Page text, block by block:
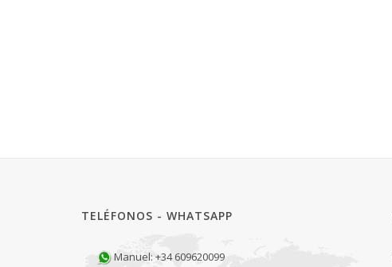
TELÉFONOS - WHATSAPP
Manuel: +34 609620099